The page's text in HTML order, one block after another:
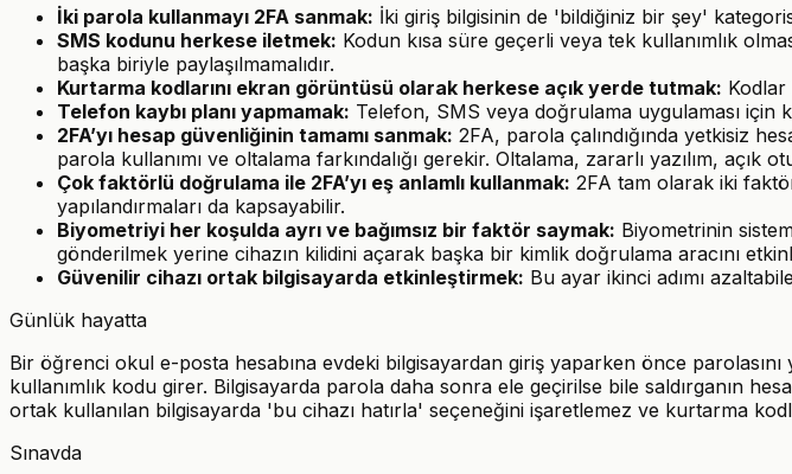
İki parola kullanmayı 2FA sanmak: İki giriş bilgisinin de 'bildiğiniz bir şey'
SMS kodunu herkese iletmek: Kodun kısa süre geçerli veya tek kullanımlık
başka biriyle paylaşılmamalıdır.
Kurtarma kodlarını ekran görüntüsü olarak herkese açık yerde tutmak: Kodlar
Telefon kaybı planı yapmamak: Telefon, SMS veya doğrulama uygulaması
2FA’yı hesap güvenliğinin tamamı sanmak: 2FA, parola çalındığında yetkisiz
parola kullanımı ve oltalama farkındalığı gerekir. Oltalama, zararlı yazılım,
Çok faktörlü doğrulama ile 2FA’yı eş anlamlı kullanmak: 2FA tam olarak iki
yapılandırmaları da kapsayabilir.
Biyometriyi her koşulda ayrı ve bağımsız bir faktör saymak: Biyometrinin
gönderilmek yerine cihazın kilidini açarak başka bir kimlik doğrulama aracını
Güvenilir cihazı ortak bilgisayarda etkinleştirmek: Bu ayar ikinci adımı
Günlük hayatta
Bir öğrenci okul e-posta hesabına evdeki bilgisayardan giriş yaparken önce
kullanımlık kodu girer. Bilgisayarda parola daha sonra ele geçirilse bile saldırganın
ortak kullanılan bilgisayarda 'bu cihazı hatırla' seçeneğini işaretlemez ve kurtarma
Sınavda